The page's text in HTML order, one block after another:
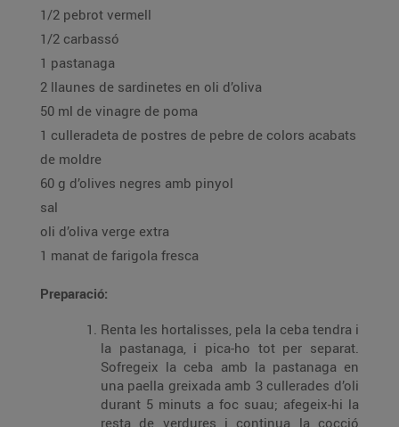
1/2 pebrot vermell
1/2 carbassó
1 pastanaga
2 llaunes de sardinetes en oli d’oliva
50 ml de vinagre de poma
1 culleradeta de postres de pebre de colors acabats
de moldre
60 g d’olives negres amb pinyol
sal
oli d’oliva verge extra
1 manat de farigola fresca
Preparació:
Renta les hortalisses, pela la ceba tendra i
la pastanaga, i pica-ho tot per separat.
Sofregeix la ceba amb la pastanaga en
una paella greixada amb 3 cullerades d’oli
durant 5 minuts a foc suau; afegeix-hi la
resta de verdures i continua la cocció